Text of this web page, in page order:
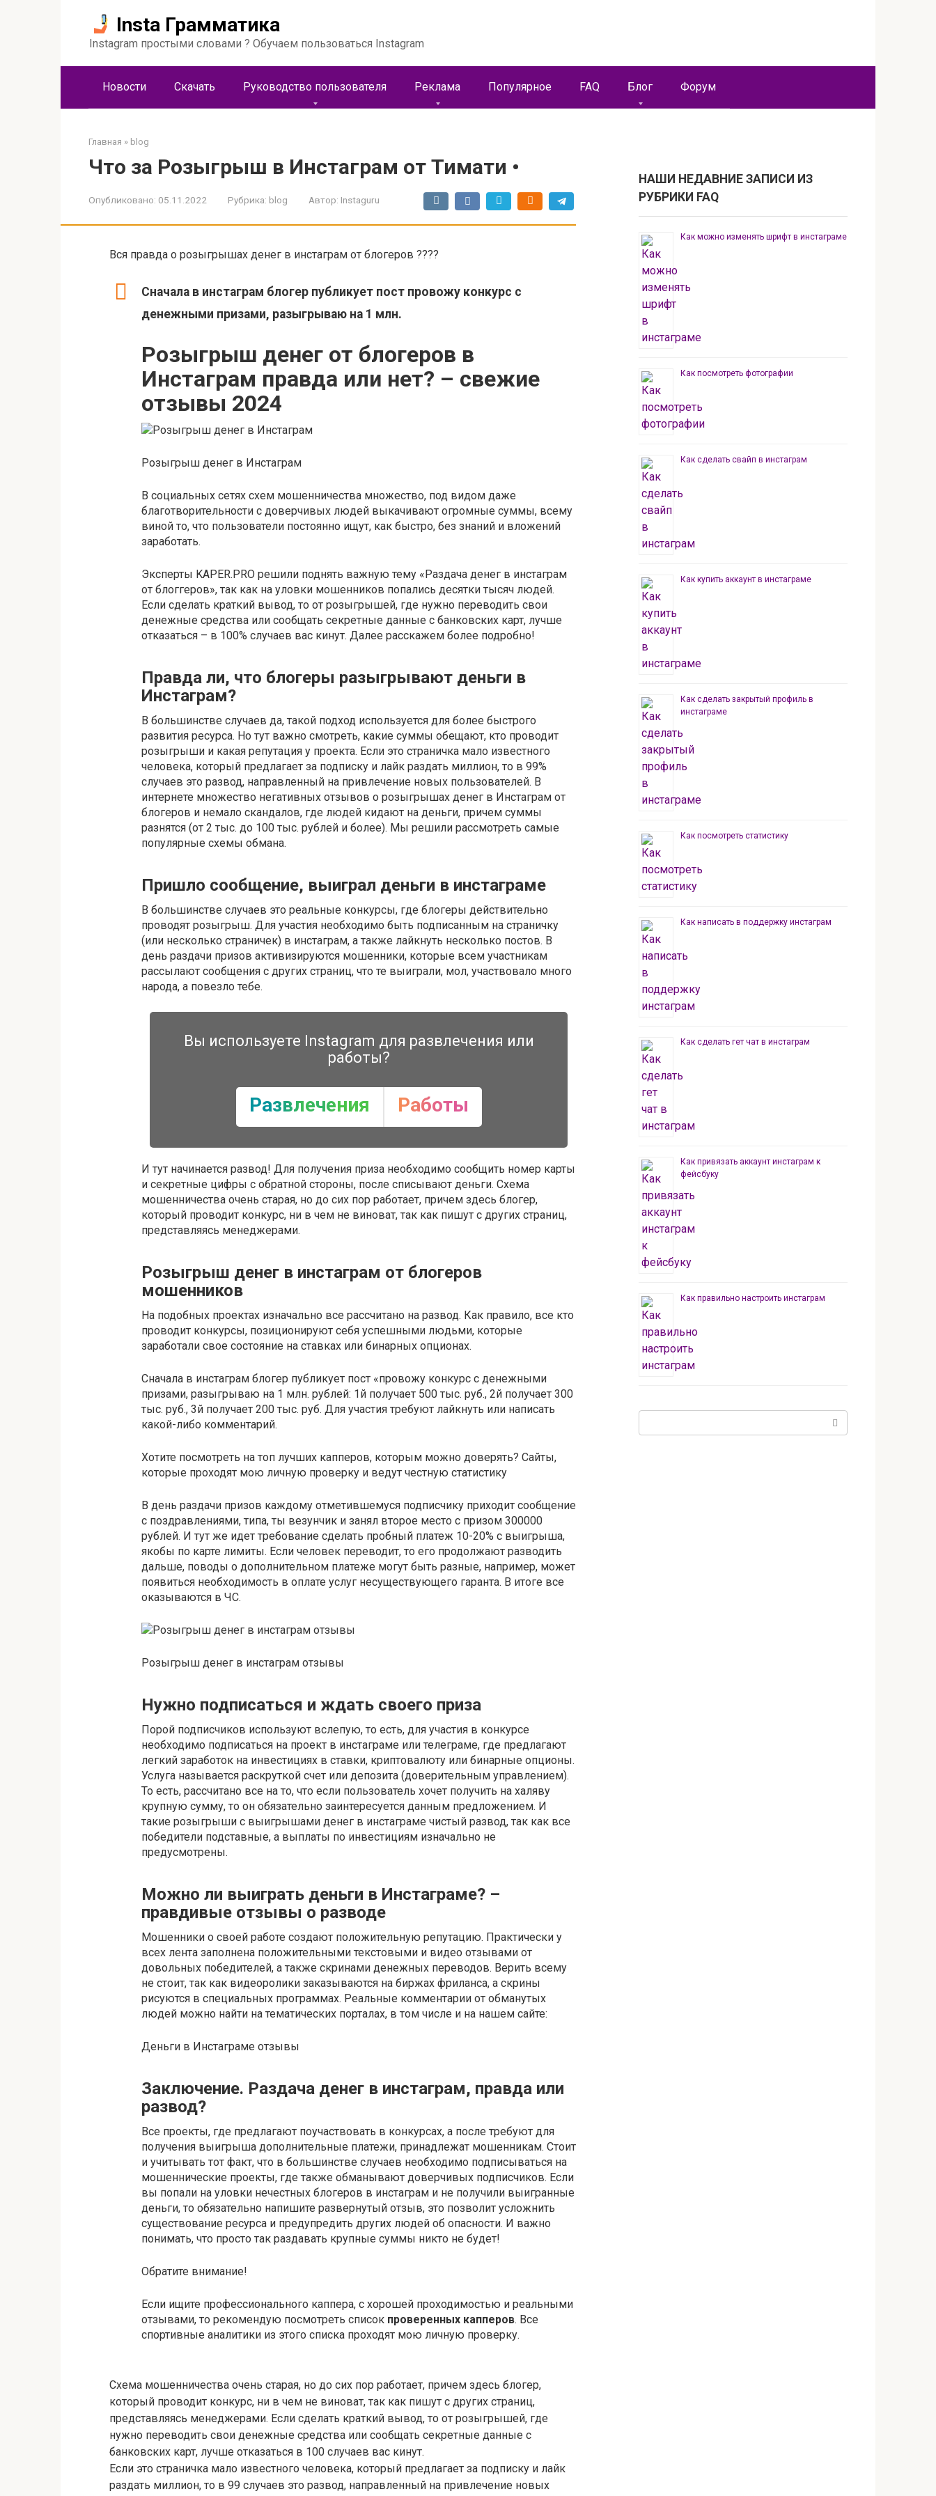
Insta Грамматика
Instagram простыми словами ? Обучаем пользоваться Instagram
Новости Скачать Руководство пользователя Реклама Популярное FAQ Блог Форум
Главная » blog
Что за Розыгрыш в Инстаграм от Тимати •
Опубликовано: 05.11.2022 Рубрика: blog Автор: Instaguru
Вся правда о розыгрышах денег в инстаграм от блогеров ????
Сначала в инстаграм блогер публикует пост провожу конкурс с
денежными призами, разыгрываю на 1 млн.
Розыгрыш денег от блогеров в
Инстаграм правда или нет? – свежие
отзывы 2024
Розыгрыш денег в Инстаграм
В социальных сетях схем мошенничества множество, под видом даже
благотворительности с доверчивых людей выкачивают огромные суммы, всему
виной то, что пользователи постоянно ищут, как быстро, без знаний и вложений
заработать.
Эксперты KAPER.PRO решили поднять важную тему «Раздача денег в инстаграм
от блоггеров», так как на уловки мошенников попались десятки тысяч людей.
Если сделать краткий вывод, то от розыгрышей, где нужно переводить свои
денежные средства или сообщать секретные данные с банковских карт, лучше
отказаться – в 100% случаев вас кинут. Далее расскажем более подробно!
Правда ли, что блогеры разыгрывают деньги в
Инстаграм?
В большинстве случаев да, такой подход используется для более быстрого
развития ресурса. Но тут важно смотреть, какие суммы обещают, кто проводит
розыгрыши и какая репутация у проекта. Если это страничка мало известного
человека, который предлагает за подписку и лайк раздать миллион, то в 99%
случаев это развод, направленный на привлечение новых пользователей. В
интернете множество негативных отзывов о розыгрышах денег в Инстаграм от
блогеров и немало скандалов, где людей кидают на деньги, причем суммы
разнятся (от 2 тыс. до 100 тыс. рублей и более). Мы решили рассмотреть самые
популярные схемы обмана.
Пришло сообщение, выиграл деньги в инстаграме
В большинстве случаев это реальные конкурсы, где блогеры действительно
проводят розыгрыш. Для участия необходимо быть подписанным на страничку
(или несколько страничек) в инстаграм, а также лайкнуть несколько постов. В
день раздачи призов активизируются мошенники, которые всем участникам
рассылают сообщения с других страниц, что те выиграли, мол, участвовало много
народа, а повезло тебе.
Вы используете Instagram для развлечения или
работы?
Развлечения Работы
И тут начинается развод! Для получения приза необходимо сообщить номер карты
и секретные цифры с обратной стороны, после списывают деньги. Схема
мошенничества очень старая, но до сих пор работает, причем здесь блогер,
который проводит конкурс, ни в чем не виноват, так как пишут с других страниц,
представляясь менеджерами.
Розыгрыш денег в инстаграм от блогеров
мошенников
На подобных проектах изначально все рассчитано на развод. Как правило, все кто
проводит конкурсы, позиционируют себя успешными людьми, которые
заработали свое состояние на ставках или бинарных опционах.
Сначала в инстаграм блогер публикует пост «провожу конкурс с денежными
призами, разыгрываю на 1 млн. рублей: 1й получает 500 тыс. руб., 2й получает 300
тыс. руб., 3й получает 200 тыс. руб. Для участия требуют лайкнуть или написать
какой-либо комментарий.
Хотите посмотреть на топ лучших капперов, которым можно доверять? Сайты,
которые проходят мою личную проверку и ведут честную статистику
В день раздачи призов каждому отметившемуся подписчику приходит сообщение
с поздравлениями, типа, ты везунчик и занял второе место с призом 300000
рублей. И тут же идет требование сделать пробный платеж 10-20% с выигрыша,
якобы по карте лимиты. Если человек переводит, то его продолжают разводить
дальше, поводы о дополнительном платеже могут быть разные, например, может
появиться необходимость в оплате услуг несуществующего гаранта. В итоге все
оказываются в ЧС.
Розыгрыш денег в инстаграм отзывы
Нужно подписаться и ждать своего приза
Порой подписчиков используют вслепую, то есть, для участия в конкурсе
необходимо подписаться на проект в инстаграме или телеграме, где предлагают
легкий заработок на инвестициях в ставки, криптовалюту или бинарные опционы.
Услуга называется раскруткой счет или депозита (доверительным управлением).
То есть, рассчитано все на то, что если пользователь хочет получить на халяву
крупную сумму, то он обязательно заинтересуется данным предложением. И
такие розыгрыши с выигрышами денег в инстаграме чистый развод, так как все
победители подставные, а выплаты по инвестициям изначально не
предусмотрены.
Можно ли выиграть деньги в Инстаграме? –
правдивые отзывы о разводе
Мошенники о своей работе создают положительную репутацию. Практически у
всех лента заполнена положительными текстовыми и видео отзывами от
довольных победителей, а также скринами денежных переводов. Верить всему
не стоит, так как видеоролики заказываются на биржах фриланса, а скрины
рисуются в специальных программах. Реальные комментарии от обманутых
людей можно найти на тематических порталах, в том числе и на нашем сайте:
Деньги в Инстаграме отзывы
Заключение. Раздача денег в инстаграм, правда или
развод?
Все проекты, где предлагают поучаствовать в конкурсах, а после требуют для
получения выигрыша дополнительные платежи, принадлежат мошенникам. Стоит
и учитывать тот факт, что в большинстве случаев необходимо подписываться на
мошеннические проекты, где также обманывают доверчивых подписчиков. Если
вы попали на уловки нечестных блогеров в инстаграм и не получили выигранные
деньги, то обязательно напишите развернутый отзыв, это позволит усложнить
существование ресурса и предупредить других людей об опасности. И важно
понимать, что просто так раздавать крупные суммы никто не будет!
Обратите внимание!
Если ищите профессионального каппера, с хорошей проходимостью и реальными
отзывами, то рекомендую посмотреть список проверенных капперов. Все
спортивные аналитики из этого списка проходят мою личную проверку.
Схема мошенничества очень старая, но до сих пор работает, причем здесь блогер,
который проводит конкурс, ни в чем не виноват, так как пишут с других страниц,
представляясь менеджерами. Если сделать краткий вывод, то от розыгрышей, где
нужно переводить свои денежные средства или сообщать секретные данные с
банковских карт, лучше отказаться в 100 случаев вас кинут.
Если это страничка мало известного человека, который предлагает за подписку и лайк
раздать миллион, то в 99 случаев это развод, направленный на привлечение новых
НАШИ НЕДАВНИЕ ЗАПИСИ ИЗ
РУБРИКИ FAQ
Как можно изменять шрифт в инстаграме
Как посмотреть фотографии
Как сделать свайп в инстаграм
Как купить аккаунт в инстаграме
Как сделать закрытый профиль в
инстаграме
Как посмотреть статистику
Как написать в поддержку инстаграм
Как сделать гет чат в инстаграм
Как привязать аккаунт инстаграм к
фейсбуку
Как правильно настроить инстаграм